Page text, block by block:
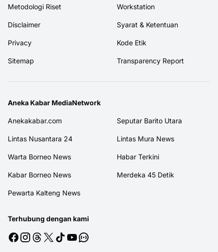
Metodologi Riset Workstation
Disclaimer Syarat & Ketentuan
Privacy Kode Etik
Sitemap Transparency Report
Aneka Kabar MediaNetwork
Anekakabar.com Seputar Barito Utara
Lintas Nusantara 24 Lintas Mura News
Warta Borneo News Habar Terkini
Kabar Borneo News Merdeka 45 Detik
Pewarta Kalteng News
Terhubung dengan kami